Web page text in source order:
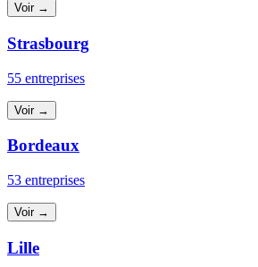
Voir →
Strasbourg
55 entreprises
Voir →
Bordeaux
53 entreprises
Voir →
Lille